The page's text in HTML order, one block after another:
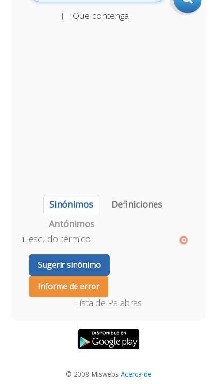
Que contenga
Sinónimos
Definiciones
Antónimos
escudo térmico
Sugerir sinónimo
Informe de error
Lista de Palabras
© 2008 Miswebs Acerca de